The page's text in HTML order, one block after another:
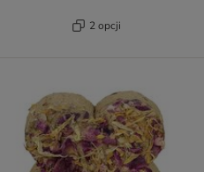
2 opcji